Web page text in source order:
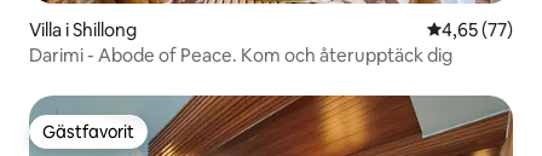
Villa i Shillong 4,65 av 5 i
4,65 (77)
Darimi - Abode of Peace. Kom och återupptäck dig
Gästfavorit
Gästfavorit